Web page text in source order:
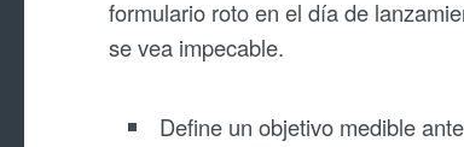
formulario roto en el día de
se vea impecable.
Define un objetivo medible